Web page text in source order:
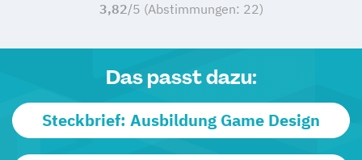
3,82/5 (Abstimmungen: 22)
Das passt dazu:
Steckbrief: Ausbildung Game Design